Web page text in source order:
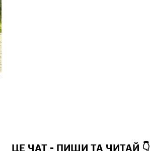
ЦЕ ЧАТ - ПИШИ ТА ЧИТАЙ 👇